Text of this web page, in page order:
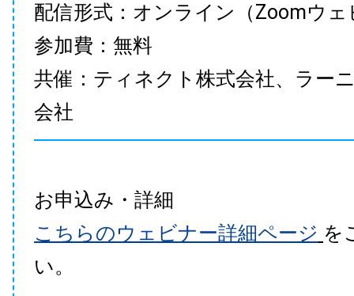
配信形式：オンライン（Zoomウェ
参加費：無料
共催：ティネクト株式会社、ラー
会社
お申込み・詳細
こちらのウェビナー詳細ページ を
い。